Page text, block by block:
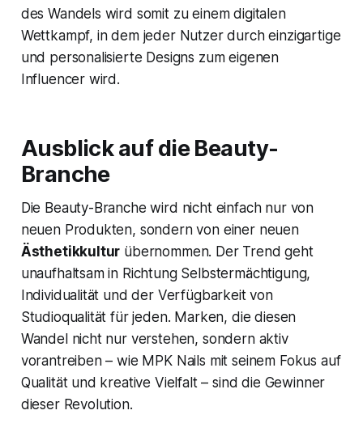
des Wandels wird somit zu einem digitalen
Wettkampf, in dem jeder Nutzer durch einzigartige
und personalisierte Designs zum eigenen
Influencer wird.
Ausblick auf die Beauty-
Branche
Die Beauty-Branche wird nicht einfach nur von
neuen Produkten, sondern von einer neuen
Ästhetikkultur übernommen. Der Trend geht
unaufhaltsam in Richtung Selbstermächtigung,
Individualität und der Verfügbarkeit von
Studioqualität für jeden. Marken, die diesen
Wandel nicht nur verstehen, sondern aktiv
vorantreiben – wie MPK Nails mit seinem Fokus auf
Qualität und kreative Vielfalt – sind die Gewinner
dieser Revolution.